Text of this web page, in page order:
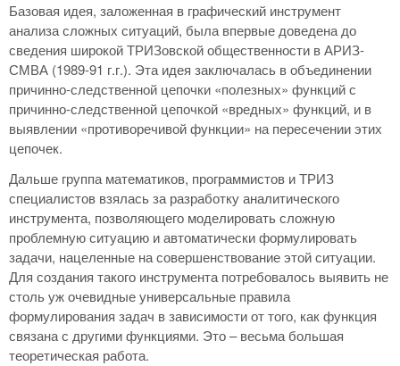
Базовая идея, заложенная в графический инструмент
анализа сложных ситуаций, была впервые доведена до
сведения широкой ТРИЗовской общественности в АРИЗ-
СМВА (1989-91 г.г.). Эта идея заключалась в объединении
причинно-следственной цепочки «полезных» функций с
причинно-следственной цепочкой «вредных» функций, и в
выявлении «противоречивой функции» на пересечении этих
цепочек.
Дальше группа математиков, программистов и ТРИЗ
специалистов взялась за разработку аналитического
инструмента, позволяющего моделировать сложную
проблемную ситуацию и автоматически формулировать
задачи, нацеленные на совершенствование этой ситуации.
Для создания такого инструмента потребовалось выявить не
столь уж очевидные универсальные правила
формулирования задач в зависимости от того, как функция
связана с другими функциями. Это – весьма большая
теоретическая работа.